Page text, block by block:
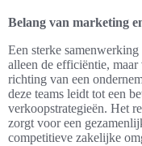
Belang van marketing
Een sterke
alleen de efficiëntie, maar
richting van een
deze teams leidt tot een
verkoopstrategieën. Het
zorgt voor een
competitieve zakelijke